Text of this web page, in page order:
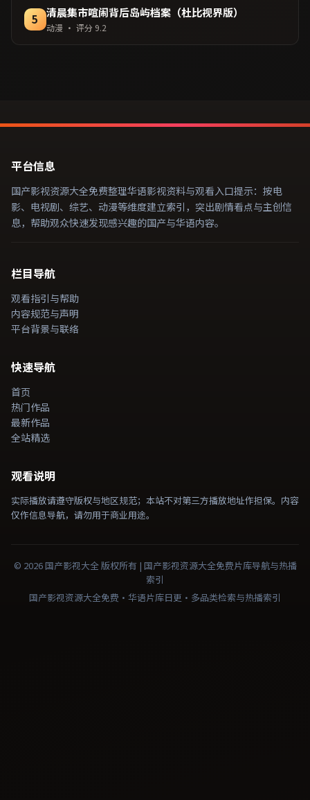
5 清晨集市喧闹背后岛屿档案（杜比视界版）
动漫 · 评分 9.2
平台信息
国产影视资源大全免费整理华语影视资料与观看入口提示：按电
影、电视剧、综艺、动漫等维度建立索引，突出剧情看点与主创信
息，帮助观众快速发现感兴趣的国产与华语内容。
栏目导航
观看指引与帮助
内容规范与声明
平台背景与联络
快速导航
首页
热门作品
最新作品
全站精选
观看说明
实际播放请遵守版权与地区规范；本站不对第三方播放地址作担保。内容
仅作信息导航，请勿用于商业用途。
© 2026 国产影视大全版权所有 | 国产影视资源大全免费片库导航与热播
索引
国产影视资源大全免费·华语片库日更·多品类检索与热播索引